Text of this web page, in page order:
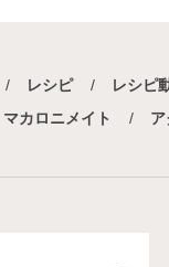
レシピ
レシピ
マカロニメイト